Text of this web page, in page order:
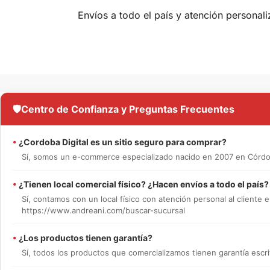
Envíos a todo el país y atención
🛡️Centro de Confianza y Preguntas Frecuentes
• ¿Cordoba Digital es un sitio seguro para comprar?
Sí, somos un e-commerce especializado nacido en 2007 en
• ¿Tienen local comercial físico? ¿Hacen envíos a todo el país?
Sí, contamos con un local físico con atención personal al cliente
https://www.andreani.com/buscar-sucursal
• ¿Los productos tienen garantía?
Sí, todos los productos que comercializamos tienen garantía